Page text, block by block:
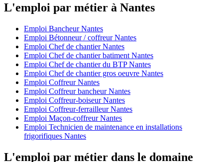
L'emploi par métier à Nantes
Emploi Bancheur Nantes
Emploi Bétonneur / coffreur Nantes
Emploi Chef de chantier Nantes
Emploi Chef de chantier batiment Nantes
Emploi Chef de chantier du BTP Nantes
Emploi Chef de chantier gros oeuvre Nantes
Emploi Coffreur Nantes
Emploi Coffreur bancheur Nantes
Emploi Coffreur-boiseur Nantes
Emploi Coffreur-ferrailleur Nantes
Emploi Maçon-coffreur Nantes
Emploi Technicien de maintenance en installations
frigorifiques Nantes
L'emploi par métier dans le domaine